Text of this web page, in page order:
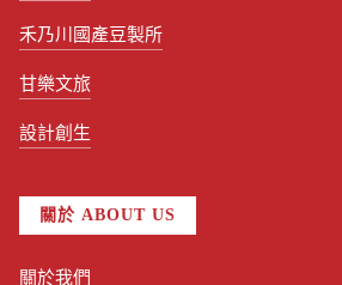
禾乃川國產豆製所
甘樂文旅
設計創生
關於 ABOUT US
關於我們